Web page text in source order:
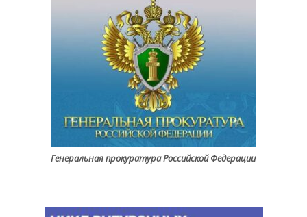
Генеральная прокуратура Российской Федерации